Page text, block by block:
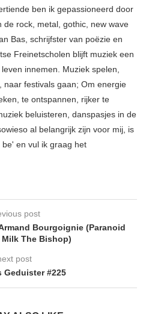
ben ik gepassioneerd door
de rock, metal, gothic, new wave
Bas, schrijfster van poëzie en
Freinetscholen blijft muziek een
innemen. Muziek spelen,
naar festivals gaan; Om energie
te ontspannen, rijker te
beluisteren, danspasjes in de
al belangrijk zijn voor mij, is
en vul ik graag het
post
Bourgoignie (Paranoid
The Bishop)
post
Geduister #225